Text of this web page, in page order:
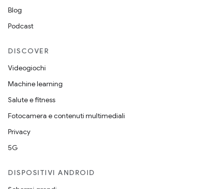
Blog
Podcast
DISCOVER
Videogiochi
Machine learning
Salute e fitness
Fotocamera e contenuti multimediali
Privacy
5G
DISPOSITIVI ANDROID